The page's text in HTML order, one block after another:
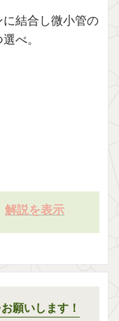
結合し微小管の
べ。
解説を表示
願いします！